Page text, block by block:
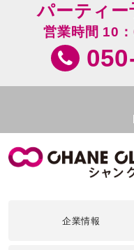
パーティ
営業時間 10
企業情報